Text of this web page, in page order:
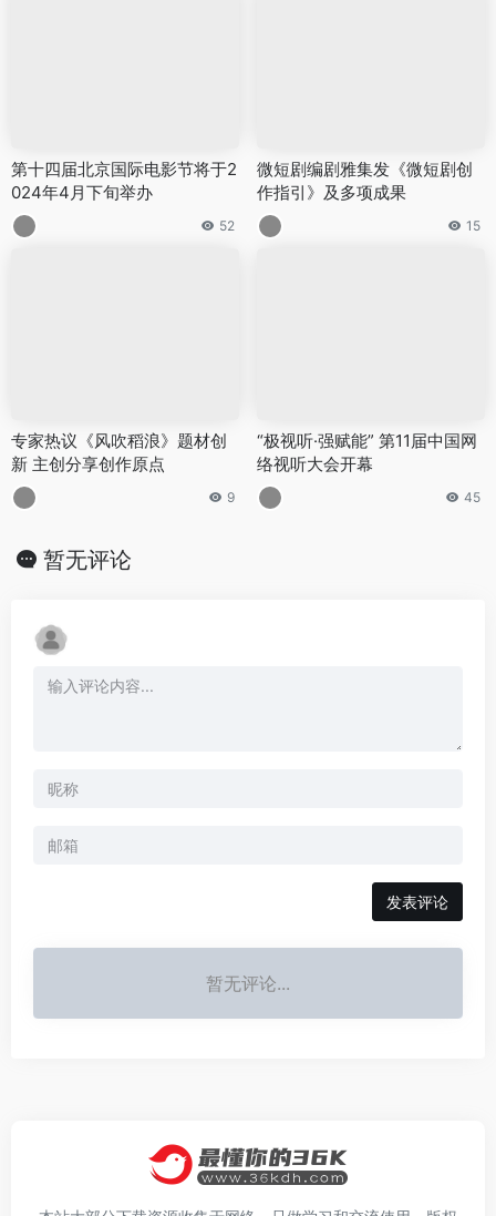
第十四届北京国际电影节将于2
024年4月下旬举办
52
微短剧编剧雅集发《微短剧创
作指引》及多项成果
15
专家热议《风吹稻浪》题材创
新 主创分享创作原点
9
“极视听·强赋能” 第11届中国网
络视听大会开幕
45
暂无评论
发表评论
暂无评论...